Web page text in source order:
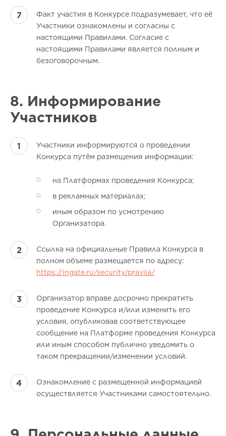
Факт участия в Конкурсе подразумевает, что её
Участники ознакомлены и согласны с
настоящими Правилами. Согласие с
настоящими Правилами является полным и
безоговорочным.
8. Информирование
Участников
Участники информируются о проведении
Конкурса путём размещения информации:
на Платформах проведения Конкурса;
в рекламных материалах;
иным образом по усмотрению
Организатора.
Ссылка на официальные Правила Конкурса в
полном объеме размещается по адресу:
https://ingate.ru/security/pravila/
Организатор вправе досрочно прекратить
проведение Конкурса и/или изменить его
условия, опубликовав соответствующее
сообщение на Платформе проведения Конкурса
или иным способом публично уведомить о
таком прекращении/изменении условий.
Ознакомление с размещенной информацией
осуществляется Участниками самостоятельно.